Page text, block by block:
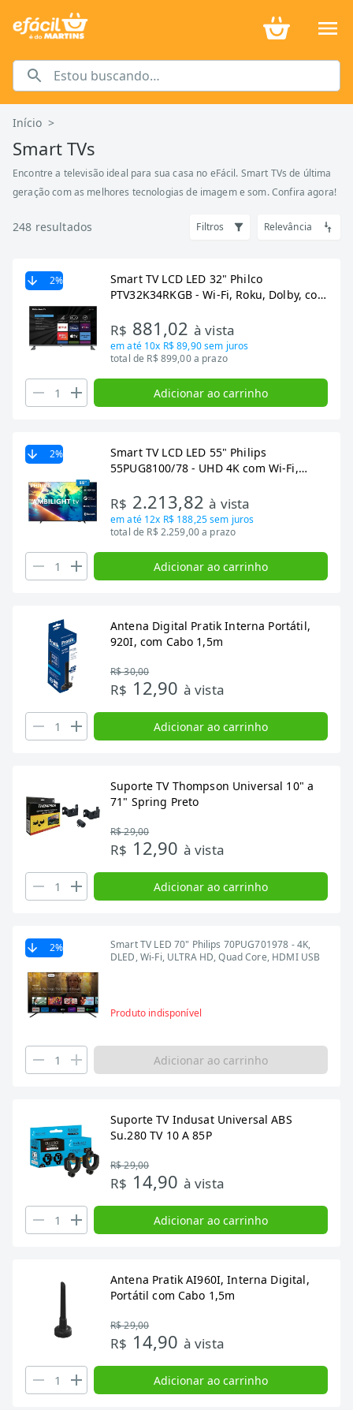
Início >
Smart TVs
Encontre a televisão ideal para sua casa no eFácil. Smart TVs de última
geração com as melhores tecnologias de imagem e som. Confira agora!
248 resultados Filtros Relevância
2%
Smart TV LCD LED 32" Philco
PTV32K34RKGB - Wi-Fi, Roku, Dolby, com
R$ 881,02 à vista
em até 10x R$ 89,90sem juros
total de R$ 899,00 a prazo
Adicionar ao carrinho
2%
Smart TV LCD LED 55" Philips
55PUG8100/78 - UHD 4K com Wi-Fi,
USB, 60 Hz
R$ 2.213,82à vista
em até 12x R$ 188,25sem juros
total de R$ 2.259,00 a prazo
Adicionar ao carrinho
Antena Digital Pratik Interna Portátil,
920I, com Cabo 1,5m
R$ 30,00
R$ 12,90 à vista
Adicionar ao carrinho
Suporte TV Thompson Universal 10" a
71" Spring Preto
R$ 29,00
R$ 12,90 à vista
Adicionar ao carrinho
2%
Smart TV LED 70" Philips 70PUG701978 - 4K,
DLED, Wi-Fi, ULTRA HD, Quad Core, HDMI USB
Produto indisponível
Adicionar ao carrinho
Suporte TV Indusat Universal ABS
Su.280 TV 10 A 85P
R$ 29,00
R$ 14,90 à vista
Adicionar ao carrinho
Antena Pratik AI960I, Interna Digital,
Portátil com Cabo 1,5m
R$ 29,00
R$ 14,90 à vista
Adicionar ao carrinho